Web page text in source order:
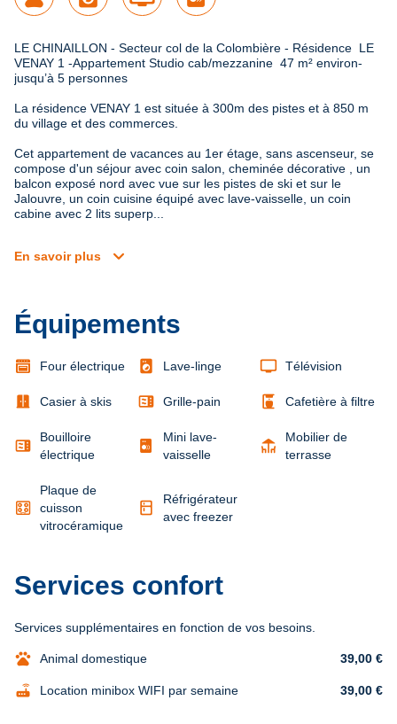
LE CHINAILLON - Secteur col de la Colombière - Résidence  LE
VENAY 1 -Appartement Studio cab/mezzanine  47 m² environ-
jusqu’à 5 personnes
La résidence VENAY 1 est située à 300m des pistes et à 850 m
du village et des commerces.
Cet appartement de vacances au 1er étage, sans ascenseur, se
compose d'un séjour avec coin salon, cheminée décorative , un
balcon exposé nord avec vue sur les pistes de ski et sur le
Jalouvre, un coin cuisine équipé avec lave-vaisselle, un coin
cabine avec 2 lits superp...
En savoir plus expand_more
Équipements
Four électrique local_laundry_service Lave-linge tv Télévision
door_sliding Casier à skis microwave Grille-pain coffee_maker Cafetière à filtre
microwave
Bouilloire
électrique
Mini lave-
vaisselle
deck
Mobilier de
terrasse
Plaque de
cuisson
vitrocéramique
kitchen
Réfrigérateur
avec freezer
Services confort
Services supplémentaires en fonction de vos besoins.
pets Animal domestique 39,00 €
router Location minibox WIFI par semaine 39,00 €